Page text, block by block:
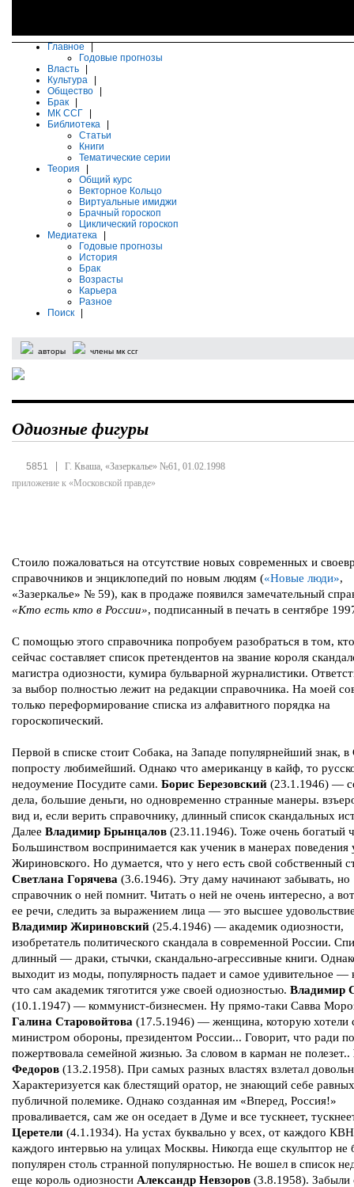
Главное
Годовые прогнозы
Власть
Культура
Общество
Брак
МК ССГ
Библиотека
Статьи
Книги
Тематические серии
Теория
Общий курс
Векторное Кольцо
Виртуальные имиджи
Брачный гороскоп
Циклический гороскоп
Медиатека
Годовые прогнозы
История
Брак
Возрасты
Карьера
Разное
Поиск
авторы члены мк ссг
Одиозные фигуры
5851
Г. Кваша, «Зазеркалье» №61, 01.02.1998
приложение к «Московской правде»
Стоило пожаловаться на отсутствие новых современных и
справочников и энциклопедий по новым людям («Новые люди»,
«Зазеркалье» № 59), как в продаже появился замечательный
«Кто есть кто в России», подписанный в печать в сентябре
С помощью этого справочника попробуем разобраться в том,
сейчас составляет список претендентов на звание короля
магистра одиозности, кумира бульварной журналистики.
за выбор полностью лежит на редакции справочника. На моей
только переформирование списка из алфавитного порядка на
гороскопический.
Первой в списке стоит Собака, на Западе популярнейший знак,
попросту любимейший. Однако что американцу в кайф, то
недоумение Посудите сами. Борис Березовский (23.1.1946) —
дела, большие деньги, но одновременно странные манеры.
вид и, если верить справочнику, длинный список скандальных
Далее Владимир Брынцалов (23.11.1946). Тоже очень богатый
Большинством воспринимается как ученик в манерах поведения
Жириновского. Но думается, что у него есть свой собственный
Светлана Горячева (3.6.1946). Эту даму начинают забывать, но
справочник о ней помнит. Читать о ней не очень интересно, а
ее речи, следить за выражением лица — это высшее
Владимир Жириновский (25.4.1946) — академик одиозности,
изобретатель политического скандала в современной России.
длинный — драки, стычки, скандально-агрессивные книги.
выходит из моды, популярность падает и самое удивительное —
что сам академик тяготится уже своей одиозностью. Владимир
(10.1.1947) — коммунист-бизнесмен. Ну прямо-таки Савва
Галина Старовойтова (17.5.1946) — женщина, которую хотели
министром обороны, президентом России... Говорит, что ради
пожертвовала семейной жизнью. За словом в карман не полезет..
Федоров (13.2.1958). При самых разных властях взлетал
Характеризуется как блестящий оратор, не знающий себе
публичной полемике. Однако созданная им «Вперед, Россия!»
проваливается, сам же он оседает в Думе и все тускнеет,
Церетели (4.1.1934). На устах буквально у всех, от каждого
каждого интервью на улицах Москвы. Никогда еще скульптор не
популярен столь странной популярностью. Не вошел в список
еще король одиозности Александр Невзоров (3.8.1958). Забыли